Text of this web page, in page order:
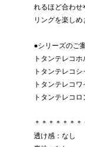
れるほど合わせ
リングを楽しめ
●シリーズのご
トタンテレコ
トタンテレコ
トタンテレコ
トタンテレコ
＊＊＊＊＊＊
透け感：なし